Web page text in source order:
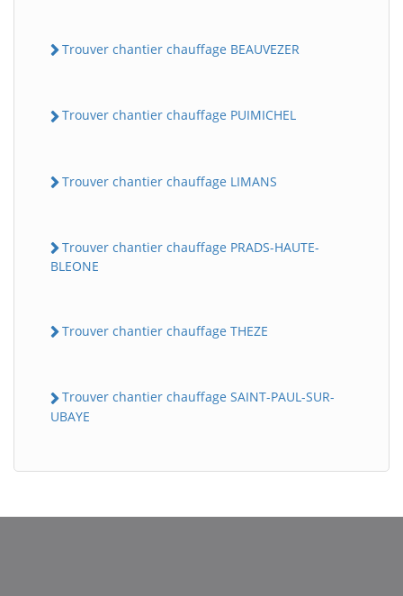
Trouver chantier chauffage BEAUVEZER
Trouver chantier chauffage PUIMICHEL
Trouver chantier chauffage LIMANS
Trouver chantier chauffage PRADS-HAUTE-
BLEONE
Trouver chantier chauffage THEZE
Trouver chantier chauffage SAINT-PAUL-SUR-
UBAYEAssistant en ligne